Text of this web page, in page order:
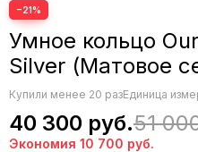
−21%
Умное кольцо
Silver (Матовое
Купили менее 20 разЕдиница
40 300 руб.51
Экономия 10 700 руб.